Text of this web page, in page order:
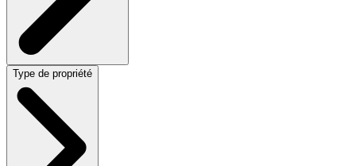
Type de propriété